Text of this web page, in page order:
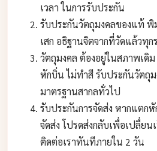
เวลา ในการรับประกัน
รับประกันวัตถุมงคลของแท้
เสก อธิฐานจิตจากที่วัดแล้วทุก
วัตถุมงคล ต้องอยู่ในสภาพเดิ
หักบิ่น ไม่ทำสี รับประกันวัตถุ
มาตรฐานสากลทั่วไป
รับประกันการจัดส่ง หากแตกหั
จัดส่ง โปรดส่งกลับเพื่อเปลื่ยน
ติดต่อเราทันทีภายใน 2 วัน